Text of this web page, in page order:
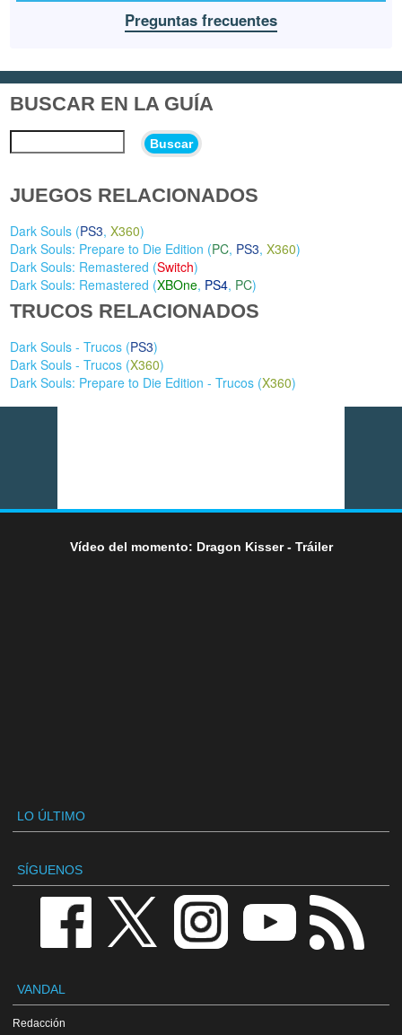
Preguntas frecuentes
BUSCAR EN LA GUÍA
Buscar
JUEGOS RELACIONADOS
Dark Souls (PS3,X360)
Dark Souls: Prepare to Die Edition (PC, PS3,X360)
Dark Souls: Remastered (Switch)
Dark Souls: Remastered (XBOne, PS4, PC)
TRUCOS RELACIONADOS
Dark Souls - Trucos (PS3)
Dark Souls - Trucos (X360)
Dark Souls: Prepare to Die Edition - Trucos (X360)
Vídeo del momento: Dragon Kisser - Tráiler
LO ÚLTIMO
SÍGUENOS
VANDAL
Redacción